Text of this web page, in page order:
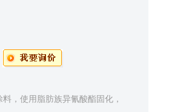
，使用脂肪族异氰酸酯固化，